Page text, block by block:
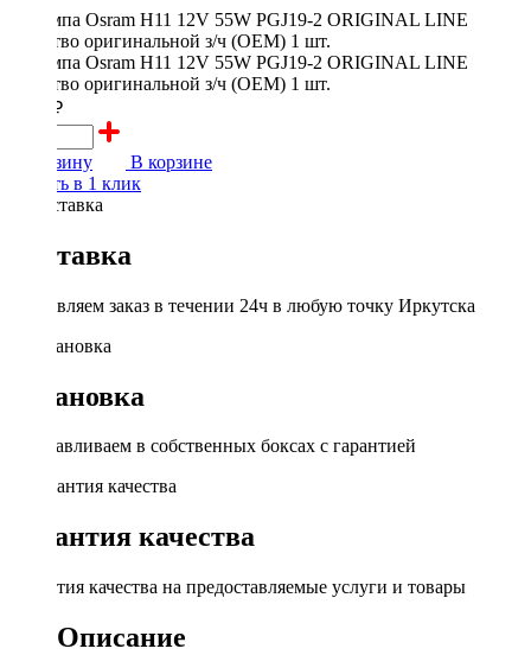
1000 ₽
В корзину
В корзине
Купить в 1 клик
Доставка
Доставляем заказ в течении 24ч в любую точку Иркутска
Установка
Устанавливаем в собственных боксах с гарантией
Гарантия качества
Гарантия качества на предоставляемые услуги и товары
Описание